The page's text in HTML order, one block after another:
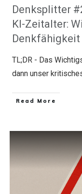
Denksplitter
KI-Zeitalter:
TL;DR - Das
dann unser
​Read More